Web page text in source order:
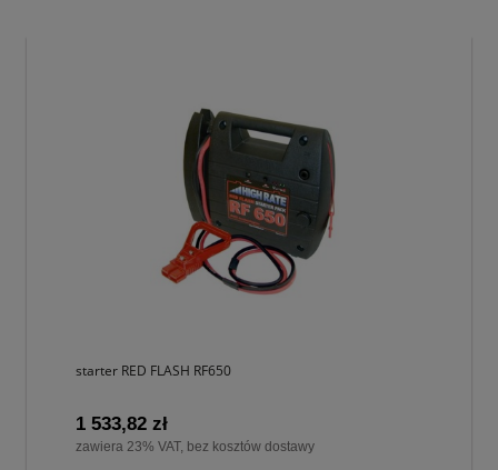
starter RED FLASH RF650
1 533,82 zł
zawiera 23% VAT, bez kosztów dostawy